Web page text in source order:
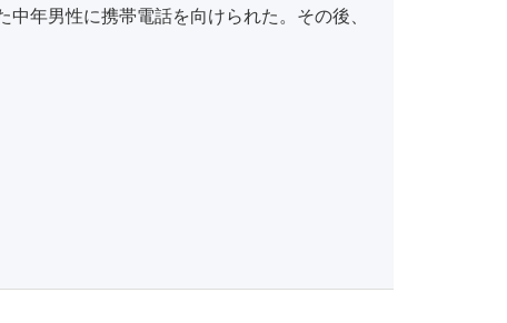
年男性に携帯電話を向けられた。その後、